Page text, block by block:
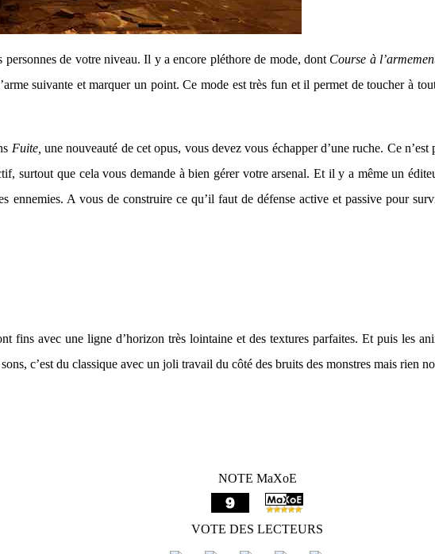
personnes de votre niveau. Il y a encore pléthore de mode, dont Course à
suivante et marquer un point. Ce mode est très fun et il permet de toucher à
Fuite, une nouveauté de cet opus, vous devez vous échapper d’une ruche. Ce
surtout que cela vous demande à bien gérer votre arsenal. Et il y a même un
ennemies. A vous de construire ce qu’il faut de défense active et passive pour
fins avec une ligne d’horizon très lointaine et des textures parfaites. Et puis les
c’est du classique avec un joli travail du côté des bruits des monstres mais rien
NOTE MaXoE
VOTE DES LECTEURS